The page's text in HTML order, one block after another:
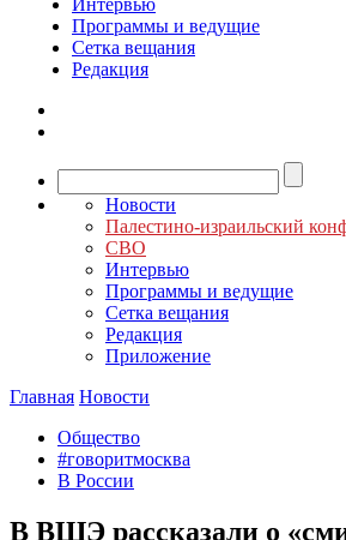
Интервью
Программы и ведущие
Сетка вещания
Редакция
Новости
Палестино-израильский
СВО
Интервью
Программы и ведущие
Сетка вещания
Редакция
Приложение
Главная Новости
Общество
#говоритмосква
В России
В ВШЭ рассказали о